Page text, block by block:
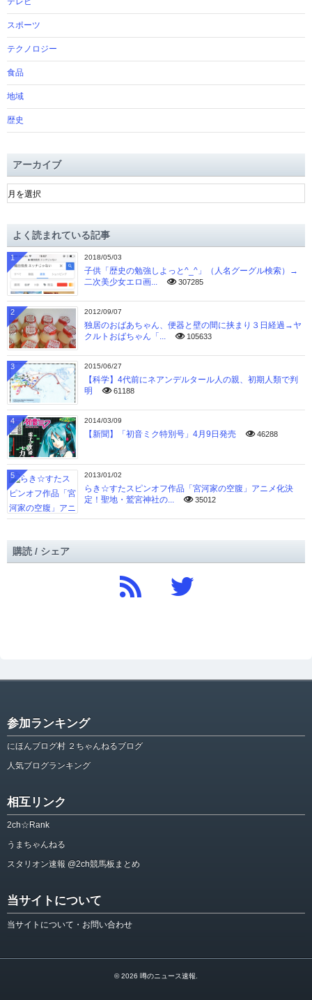
スポーツ
テクノロジー
食品
地域
歴史
アーカイブ
ア
ー
ブよく読まれている記事
2018/05/03
子供「歴史の勉強しよっと^_^」（人名グーグル検索）→
二次美少女エロ画...
307285
1
2012/09/07
独居のおばあちゃん、便器と壁の間に挟まり３日経過→ヤ
クルトおばちゃん「...
105633
2
2015/06/27
【科学】4代前にネアンデルタール人の親、初期人類で判
明
61188
3
2014/03/09
【新聞】「初音ミク特別号」4月9日発売 46288
4
2013/01/02
らき☆すたスピンオフ作品「宮河家の空腹」アニメ化決
定！聖地・鷲宮神社の...
35012
5
購読 / シェア
参加ランキング
にほんブログ村 ２ちゃんねるブログ
人気ブログランキング
相互リンク
2ch☆Rank
うまちゃんねる
スタリオン速報 @2ch競馬板まとめ
当サイトについて
当サイトについて・お問い合わせ
© 2026 噂のニュース速報